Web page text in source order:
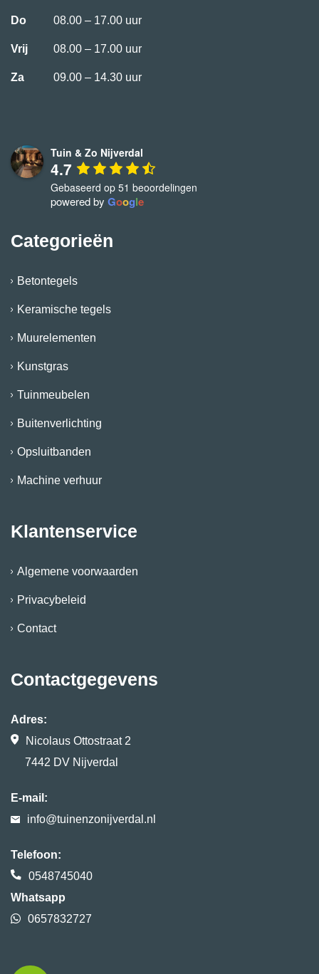
Do 08.00 – 17.00 uur
Vrij 08.00 – 17.00 uur
Za 09.00 – 14.30 uur
Tuin & Zo Nijverdal
4.7
Gebaseerd op 51 beoordelingen
powered by Google
Categorieën
Betontegels
Keramische tegels
Muurelementen
Kunstgras
Tuinmeubelen
Buitenverlichting
Opsluitbanden
Machine verhuur
Klantenservice
Algemene voorwaarden
Privacybeleid
Contact
Contactgegevens
Adres:
Nicolaus Ottostraat 2
7442 DV Nijverdal
E-mail:
info@tuinenzonijverdal.nl
Telefoon:
0548745040
Whatsapp
0657832727